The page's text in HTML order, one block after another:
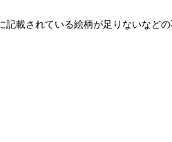
載されている絵柄が足りないなど